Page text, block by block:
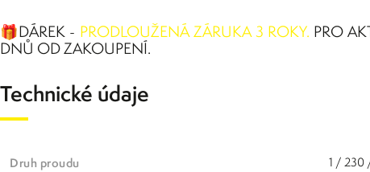
🎁DÁREK - PRODLOUŽENÁ ZÁRUKA 3 ROKY. PRO
DNŮ OD ZAKOUPENÍ.
Technické údaje
Druh proudu 1 /